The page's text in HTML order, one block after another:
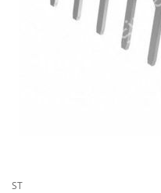
ST